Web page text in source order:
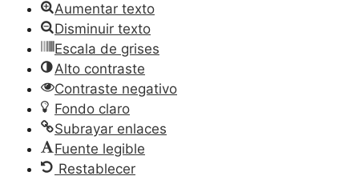
Aumentar texto
Disminuir texto
Escala de grises
Alto contraste
Contraste negativo
Fondo claro
Subrayar enlaces
Fuente legible
Restablecer